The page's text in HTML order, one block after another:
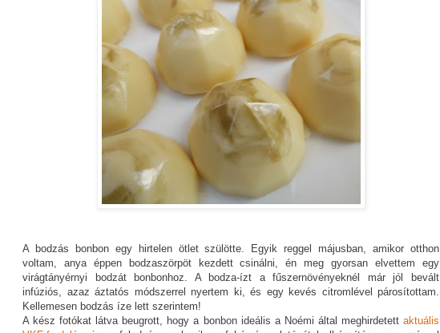
A bodzás bonbon egy hirtelen ötlet szülötte. Egyik reggel májusban, amikor otthon
voltam, anya éppen bodzaszörpöt kezdett csinálni, én meg gyorsan elvettem egy
virágtányérnyi bodzát bonbonhoz. A bodza-ízt a fűszernövényeknél már jól bevált
infúziós, azaz áztatós módszerrel nyertem ki, és egy kevés citromlével párosítottam.
Kellemesen bodzás íze lett szerintem!
A kész fotókat látva beugrott, hogy a bonbon ideális a Noémi által meghirdetett aktuális